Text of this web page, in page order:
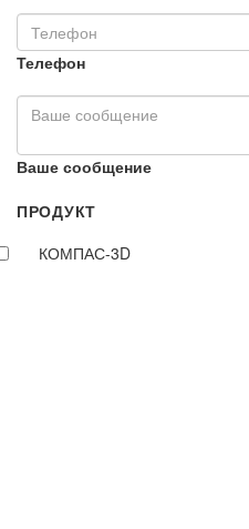
Телефон
Ваше сообщение
ПРОДУКТ
КОМПАС-3D